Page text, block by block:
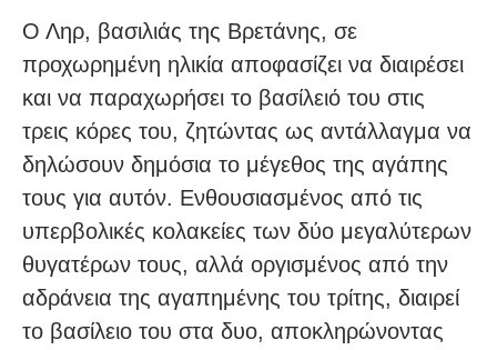
Ο Ληρ, βασιλιάς της Βρετάνης, σε
προχωρημένη ηλικία αποφασίζει να διαιρέσει
και να παραχωρήσει το βασίλειό του στις
τρεις κόρες του, ζητώντας ως αντάλλαγμα να
δηλώσουν δημόσια το μέγεθος της αγάπης
τους για αυτόν. Ενθουσιασμένος από τις
υπερβολικές κολακείες των δύο μεγαλύτερων
θυγατέρων τους, αλλά οργισμένος από την
αδράνεια της αγαπημένης του τρίτης, διαιρεί
το βασίλειο του στα δυο, αποκληρώνοντας